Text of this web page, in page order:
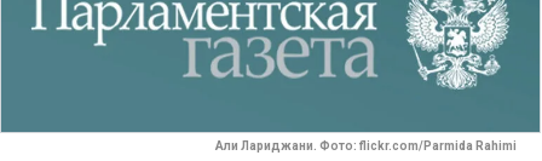
Али Лариджани. Фото: flickr.com/Parmida Rahimi